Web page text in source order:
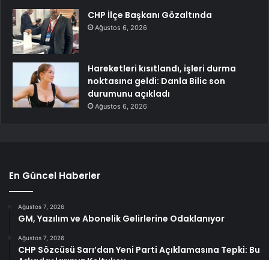
CHP İlçe Başkanı Gözaltında
Ağustos 6, 2026
Hareketleri kısıtlandı, işleri durma
noktasına geldi: Danla Bilic son
durumunu açıkladı
Ağustos 6, 2026
En Güncel Haberler
Ağustos 7, 2026
GM, Yazılım ve Abonelik Gelirlerine Odaklanıyor
Ağustos 7, 2026
CHP Sözcüsü Sarı’dan Yeni Parti Açıklamasına Tepki: Bu